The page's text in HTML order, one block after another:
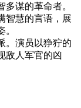
多谋的革命者。
智慧的言语，展
。演员以狰狞的
敌人军官的凶